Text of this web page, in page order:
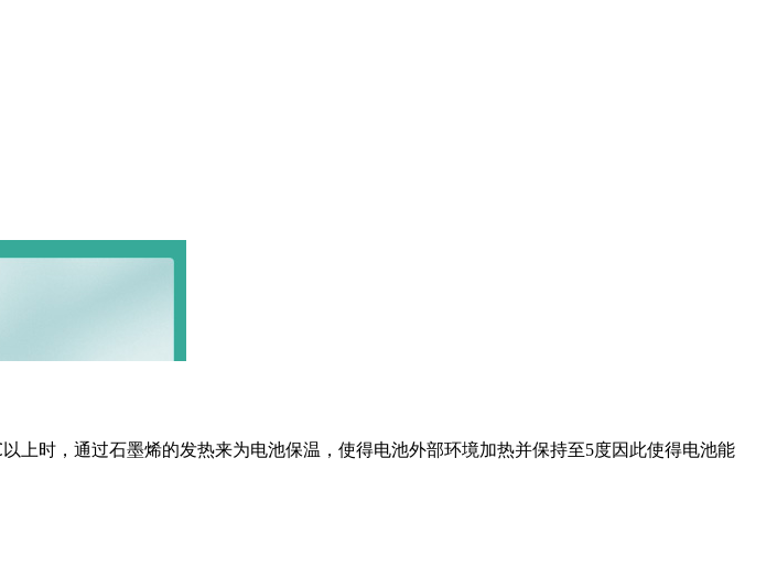
时，通过石墨烯的发热来为电池保温，使得电池外部环境加热并保持至5度因此使得电池能